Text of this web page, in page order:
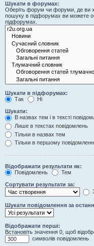
Шукати в форумах:
Оберіть форум чи форуми, де ви
пошуку в підфорумах ви можете
підфорумах.
Шукати в підфорумах:
Так
Ні
Шукати:
В назвах тем і в тексті
Лише в текстах повідомлень
Тільки в назвах тем
Тільки в першому
Відображати результати як:
Повідомлень
Тем
Сортувати результати за:
Шукати повідомлення за
Відображати перші:
Встановіть значення 0, щоб
символів повідомлень